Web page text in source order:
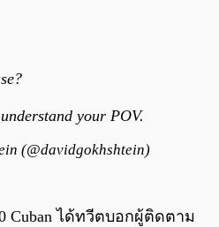
your POV.
(@davidgokhshtein)
Cuban ได้ทวีตบอกผู้ติดตาม